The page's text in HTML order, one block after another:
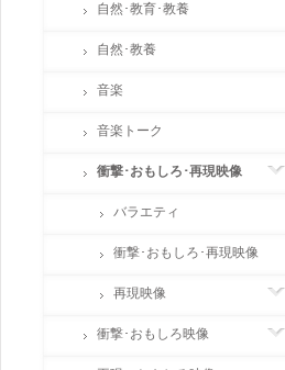
自然･教育･教養
自然･教養
音楽
音楽トーク
衝撃･おもしろ･再現映像
バラエティ
衝撃･おもしろ･再現映像
再現映像
衝撃･おもしろ映像